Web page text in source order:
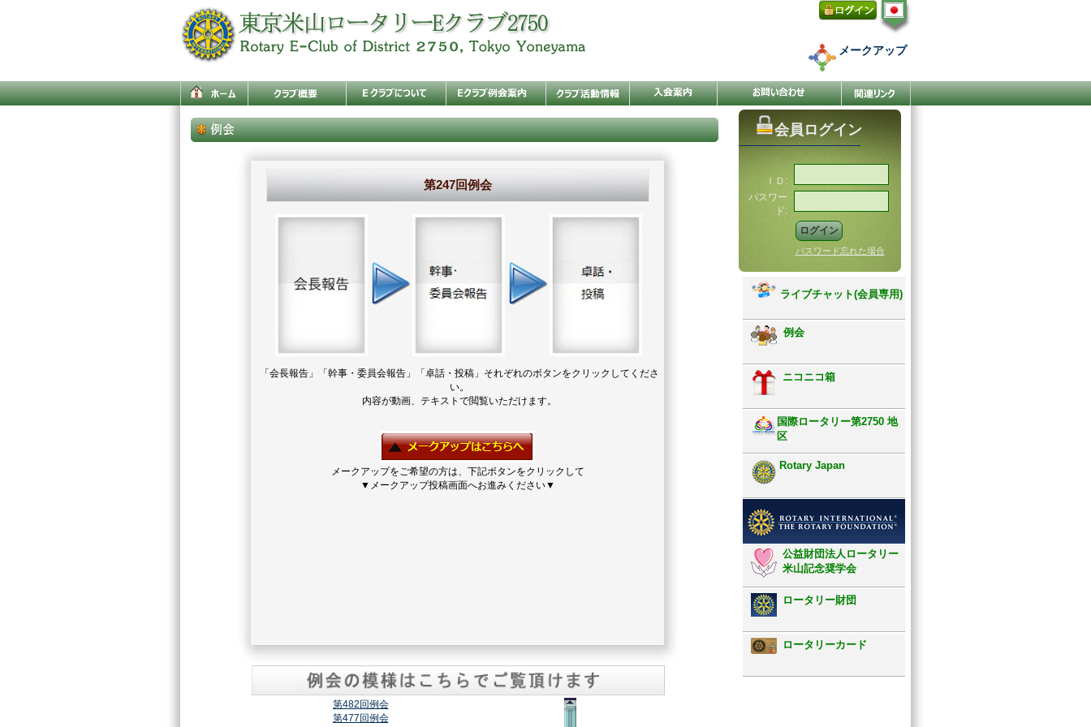
メークアップ
第247回例会
「会長報告」「幹事・委員会報告」「卓話・投稿」それぞれのボタンをクリックしてくださ
い。
内容が動画、テキストで閲覧いただけます。
メークアップをご希望の方は、下記ボタンをクリックして
▼メークアップ投稿画面へお進みください▼
第482回例会
第477回例会
会員ログイン
ＩＤ:
パスワー
ド:
パスワード忘れた場合
ライブチャット(会員専用)
例会
ニコニコ箱
国際ロータリー第2750 地
区
Rotary Japan
公益財団法人ロータリー
米山記念奨学会
ロータリー財団
ロータリーカード